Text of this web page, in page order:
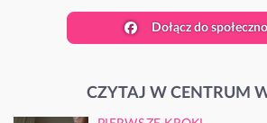
Dołącz do
CZYTAJ W CENTRUM